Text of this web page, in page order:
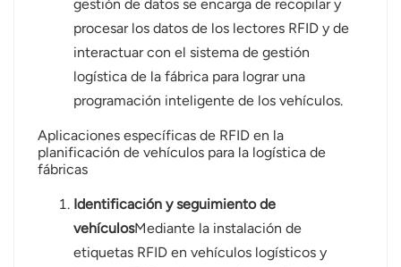
gestión de datos se encarga de recopilar y
procesar los datos de los lectores RFID y de
interactuar con el sistema de gestión
logística de la fábrica para lograr una
programación inteligente de los vehículos.
Aplicaciones específicas de RFID en la
planificación de vehículos para la logística de
fábricas
Identificación y seguimiento de
vehículosMediante la instalación de
etiquetas RFID en vehículos logísticos y